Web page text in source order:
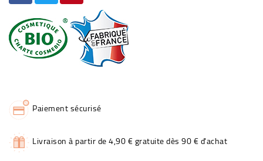
Paiement sécurisé
Livraison à partir de 4,90 € gratuite dès 90 € d'achat